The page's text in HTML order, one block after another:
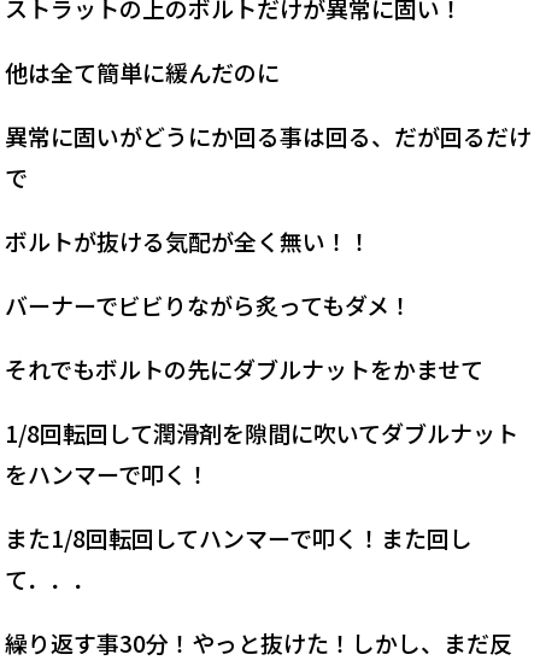
ストラットの上のボルトだけが異常に固い！
他は全て簡単に緩んだのに
異常に固いがどうにか回る事は回る、だが回るだけ
で
ボルトが抜ける気配が全く無い！！
バーナーでビビりながら炙ってもダメ！
それでもボルトの先にダブルナットをかませて
1/8回転回して潤滑剤を隙間に吹いてダブルナット
をハンマーで叩く！
また1/8回転回してハンマーで叩く！また回し
て．．．
繰り返す事30分！やっと抜けた！しかし、まだ反